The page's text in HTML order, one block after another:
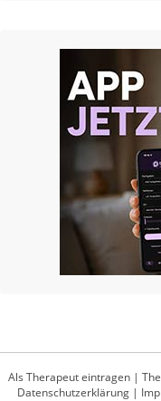
Als Therapeut eintragen |
Datenschutzerklärung|